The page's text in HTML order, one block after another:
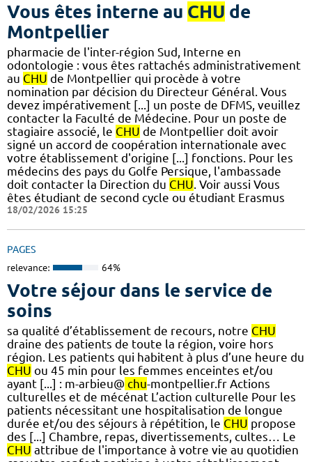
Vous êtes interne au CHU de
Montpellier
pharmacie de l'inter-région Sud, Interne en
odontologie : vous êtes rattachés administrativement
au CHU de Montpellier qui procède à votre
nomination par décision du Directeur Général. Vous
devez impérativement [...] un poste de DFMS, veuillez
contacter la Faculté de Médecine. Pour un poste de
stagiaire associé, le CHU de Montpellier doit avoir
signé un accord de coopération internationale avec
votre établissement d'origine [...] fonctions. Pour les
médecins des pays du Golfe Persique, l'ambassade
doit contacter la Direction du CHU . Voir aussi Vous
êtes étudiant de second cycle ou étudiant Erasmus
18/02/2026 15:25
PAGES
relevance: 64%
Votre séjour dans le service de
soins
sa qualité d’établissement de recours, notre CHU
draine des patients de toute la région, voire hors
région. Les patients qui habitent à plus d’une heure du
CHU ou 45 min pour les femmes enceintes et/ou
ayant [...] : m-arbieu@ chu-montpellier.fr Actions
culturelles et de mécénat L’action culturelle Pour les
patients nécessitant une hospitalisation de longue
durée et/ou des séjours à répétition, le CHU propose
des [...] Chambre, repas, divertissements, cultes… Le
CHU attribue de l'importance à votre vie au quotidien